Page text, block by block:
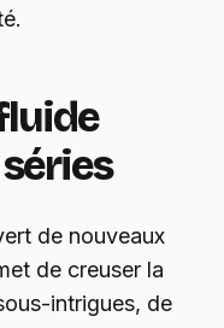
de nouveaux
de creuser la
intrigues, de